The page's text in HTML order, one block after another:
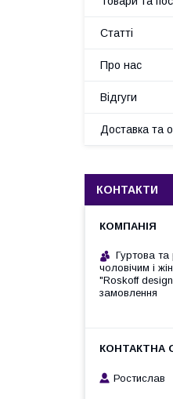
Статті
Про нас
Відгуги
Доставка та
КОНТАКТИ
Гуртова та
чоловічим і
"Roskoff
замовлення
Ростислав